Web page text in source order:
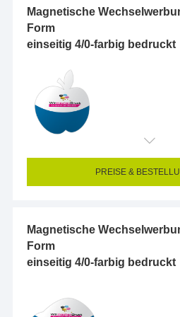
Magnetische
Form
einseitig 4/0-farbig bedruckt
Endformat (bedruckte Fläche): 2 x 2 cm
Seitigkeit: 1-seitig (Vorderseite
4/0-farbig CMYK (vollfarbig
PREISE &
Magnetische
Form
einseitig 4/0-farbig bedruckt